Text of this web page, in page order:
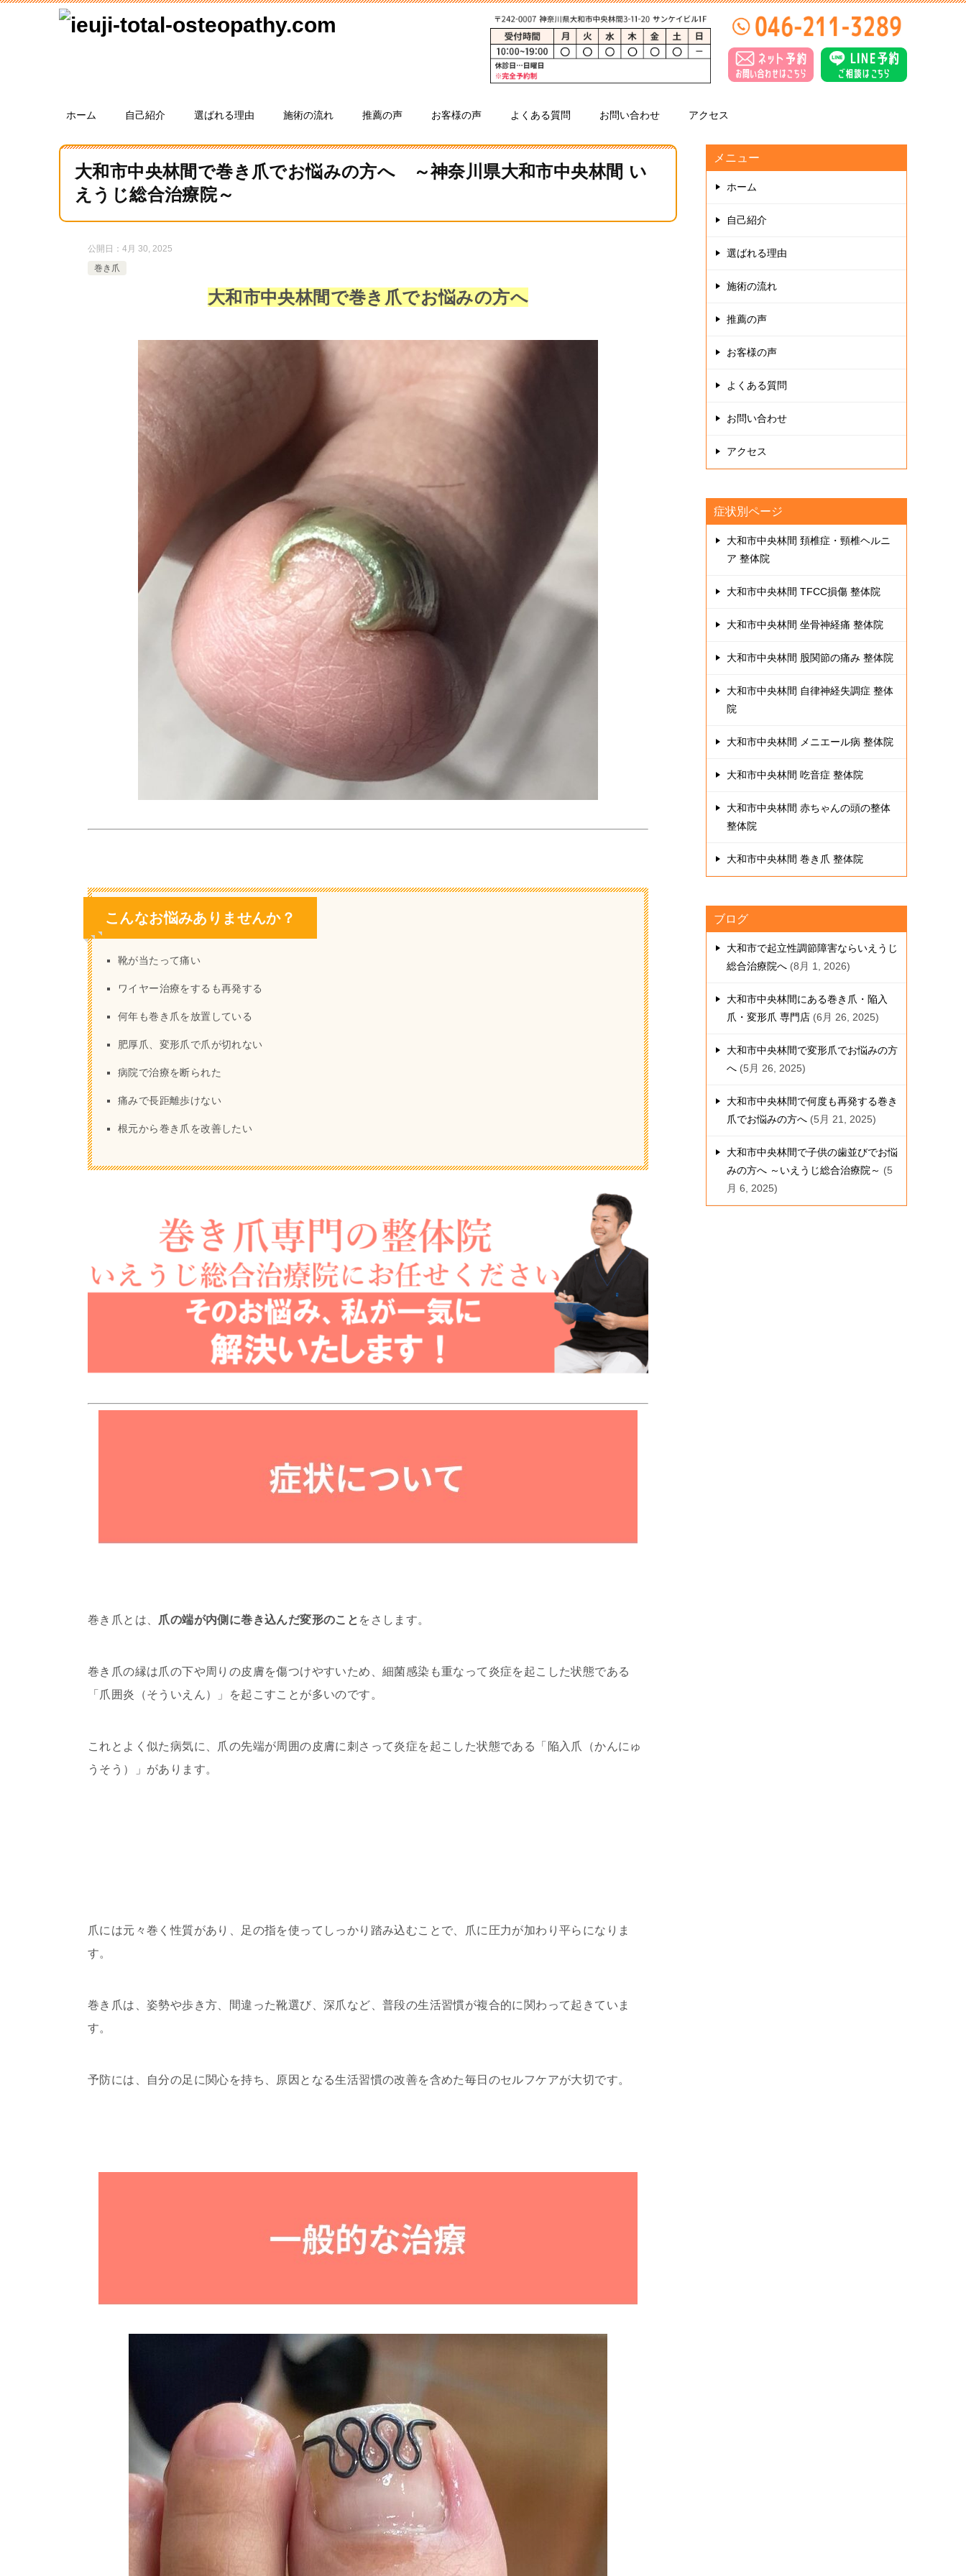
ホーム 自己紹介 選ばれる理由 施術の流れ 推薦の声 お客様の声 よくある質問 お問い合わせ アクセス
大和市中央林間で巻き爪でお悩みの方へ ～神奈川県大和市中央林間 い
えうじ総合治療院～
公開日： 4月 30, 2025
巻き爪
大和市中央林間で巻き爪でお悩みの方へ
こんなお悩みありませんか？
靴が当たって痛い
ワイヤー治療をするも再発する
何年も巻き爪を放置している
肥厚爪、変形爪で爪が切れない
病院で治療を断られた
痛みで長距離歩けない
根元から巻き爪を改善したい
巻き爪とは、 爪の端が内側に巻き込んだ変形のこと をさします。
巻き爪の縁は爪の下や周りの皮膚を傷つけやすいため、細菌感染も重なって炎症を起こした状態である
「爪囲炎（そういえん）」を起こすことが多いのです。
これとよく似た病気に、爪の先端が周囲の皮膚に刺さって炎症を起こした状態である「陥入爪（かんにゅ
うそう）」があります。
爪には元々巻く性質があり、足の指を使ってしっかり踏み込むことで、爪に圧力が加わり平らになりま
す。
巻き爪は、姿勢や歩き方、間違った靴選び、深爪など、普段の生活習慣が複合的に関わって起きていま
す。
予防には、自分の足に関心を持ち、原因となる生活習慣の改善を含めた毎日のセルフケアが大切です。
メニュー
ホーム
自己紹介
選ばれる理由
施術の流れ
推薦の声
お客様の声
よくある質問
お問い合わせ
アクセス
症状別ページ
大和市中央林間 頚椎症・頸椎ヘルニ
ア 整体院
大和市中央林間 TFCC損傷 整体院
大和市中央林間 坐骨神経痛 整体院
大和市中央林間 股関節の痛み 整体院
大和市中央林間 自律神経失調症 整体
院
大和市中央林間 メニエール病 整体院
大和市中央林間 吃音症 整体院
大和市中央林間 赤ちゃんの頭の整体
整体院
大和市中央林間 巻き爪 整体院
ブログ
大和市で起立性調節障害ならいえうじ
総合治療院へ 8月 1, 2026
大和市中央林間にある巻き爪・陥入
爪・変形爪 専門店 6月 26, 2025
大和市中央林間で変形爪でお悩みの方
へ 5月 26, 2025
大和市中央林間で何度も再発する巻き
爪でお悩みの方へ 5月 21, 2025
大和市中央林間で子供の歯並びでお悩
みの方へ ～いえうじ総合治療院～
5
月 6, 2025